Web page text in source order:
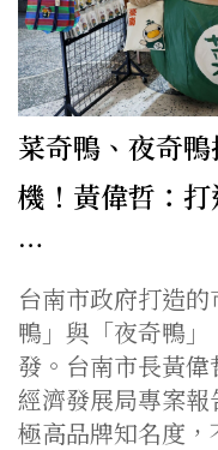
菜奇鴨、夜奇
機！黃偉哲：
…
台南市政府打造
鴨」與「夜奇鴨
發。台南市長黃
經濟發展局專案
極高品牌知名度